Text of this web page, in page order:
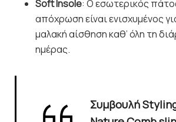
Soft Insole: Ο εσωτερικός
απόχρωση είναι ενισχυμένος
μαλακή αίσθηση καθ’ όλη τη
ημέρας.
Συμβουλή